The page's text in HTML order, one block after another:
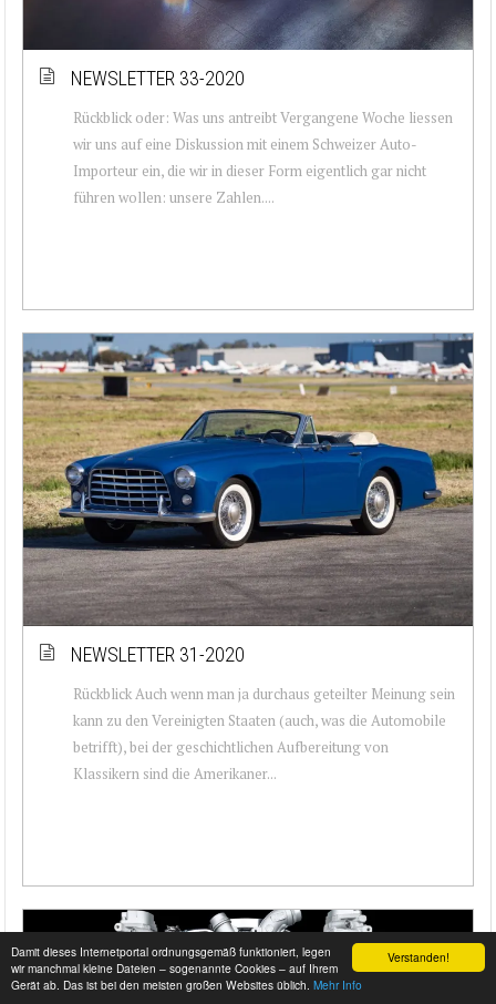
Verstanden!
Damit dieses Internetportal ordnungsgemäß funktioniert, legen
wir manchmal kleine Dateien – sogenannte Cookies – auf Ihrem
Gerät ab. Das ist bei den meisten großen Websites üblich. Mehr Info
NEWSLETTER 33-2020
Rückblick oder: Was uns antreibt Vergangene Woche liessen
wir uns auf eine Diskussion mit einem Schweizer Auto-
Importeur ein, die wir in dieser Form eigentlich gar nicht
führen wollen: unsere Zahlen....
NEWSLETTER 31-2020
Rückblick Auch wenn man ja durchaus geteilter Meinung sein
kann zu den Vereinigten Staaten (auch, was die Automobile
betrifft), bei der geschichtlichen Aufbereitung von
Klassikern sind die Amerikaner...